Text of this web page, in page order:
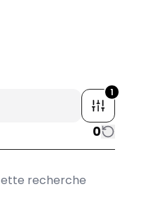
1
0
recherche